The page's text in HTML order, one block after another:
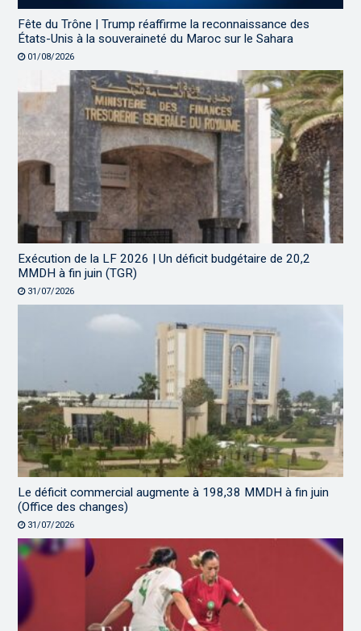
Fête du Trône | Trump réaffirme la reconnaissance des
États-Unis à la souveraineté du Maroc sur le Sahara
01/08/2026
Exécution de la LF 2026 | Un déficit budgétaire de 20,2
MMDH à fin juin (TGR)
31/07/2026
Le déficit commercial augmente à 198,38 MMDH à fin juin
(Office des changes)
31/07/2026